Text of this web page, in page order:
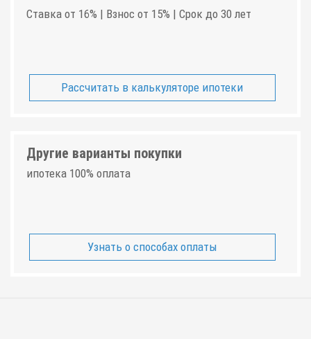
Ставка от 16% | Взнос от 15% | Срок до 30 лет
Рассчитать в калькуляторе ипотеки
Другие варианты покупки
ипотека 100% оплата
Узнать о способах оплаты